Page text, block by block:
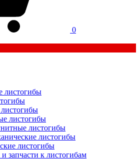
0
листогибы
листогибы
листогибы
листогибы
листогибы
запчасти к листогибам